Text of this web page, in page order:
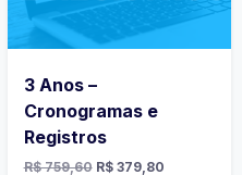
3 Anos –
Cronogramas e
Registros
R$759,60 R$379,80